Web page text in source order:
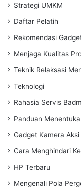
Strategi UMKM
Daftar Pelatih
Rekomendasi
Menjaga Kualitas
Teknik Relaksasi
Teknologi
Rahasia Servis
Panduan
Gadget Kamera Aksi
Cara Menghindari
HP Terbaru
Mengenali Pola